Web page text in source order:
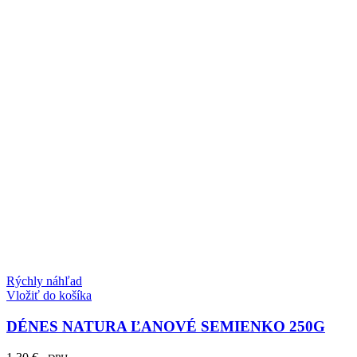
Rýchly náhľad
Vložiť do košíka
DÉNES NATURA ĽANOVÉ SEMIENKO 250G